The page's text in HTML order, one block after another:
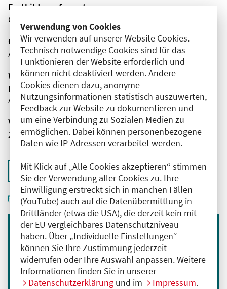
Verwendung von Cookies
Wir verwenden auf unserer Website Cookies.
Technisch notwendige Cookies sind für das
Funktionieren der Website erforderlich und
können nicht deaktiviert werden. Andere
Cookies dienen dazu, anonyme
Nutzungsinformationen statistisch auszuwerten,
Feedback zur Website zu dokumentieren und
um eine Verbindung zu Sozialen Medien zu
ermöglichen. Dabei können personenbezogene
Daten wie IP-Adressen verarbeitet werden.
Mit Klick auf „Alle Cookies akzeptieren“ stimmen
Sie der Verwendung aller Cookies zu. Ihre
Einwilligung erstreckt sich in manchen Fällen
(YouTube) auch auf die Datenübermittlung in
Drittländer (etwa die USA), die derzeit kein mit
der EU vergleichbares Datenschutzniveau
haben. Über „Individuelle Einstellungen“
können Sie Ihre Zustimmung jederzeit
widerrufen oder Ihre Auswahl anpassen. Weitere
Informationen finden Sie in unserer
Datenschutzerklärung und im Impressum.
Fortbildungsformat
Online
Organisator(en)
AMBOSS SE
Wissenschaftliche Leitung
Herr Emrah Hircin
AMBOSS SE
Veranstaltungsnummer
2761102026018740008
Zurück zur Übersicht
Immer informiert bleiben
Melden Sie sich für unseren Newsletter an:
E-Mail-Adresse eingeben